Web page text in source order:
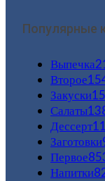
Популярные
Выпечка
Второе
Закуски
Салаты
Дессерт
Заготовки
Первое
Напитки